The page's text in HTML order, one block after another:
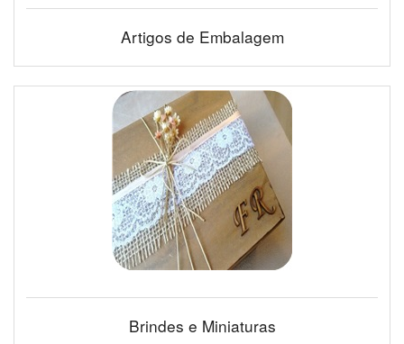
Artigos de Embalagem
Brindes e Miniaturas